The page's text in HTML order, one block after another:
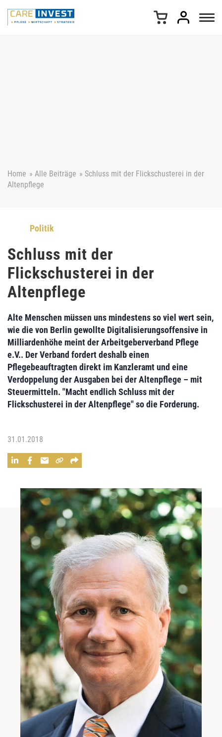
Home » Alle Beiträge » Schluss mit der Flickschusterei in der
Altenpflege
Politik
Schluss mit der
Flickschusterei in der
Altenpflege
Alte Menschen müssen uns mindestens so viel wert sein,
wie die von Berlin gewollte Digitalisierungsoffensive in
Milliardenhöhe meint derArbeitgeberverband Pflege
e.V.. Der Verband fordert deshalb einen
Pflegebeauftragten direkt im Kanzleramt und eine
Verdoppelung der Ausgaben bei der Altenpflege – mit
Steuermitteln. "Macht endlich Schluss mit der
Flickschusterei in der Altenpflege" so die Forderung.
31.01.2018